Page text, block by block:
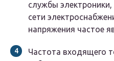
службы электроники,
сети
напряжения частое
Частота входящего